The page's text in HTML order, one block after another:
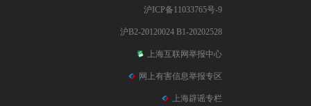
沪ICP备11033765号-9
沪B2-20120024 B1-20202528
上海互联网举报中心
网上有害信息举报专区
上海辟谣专栏